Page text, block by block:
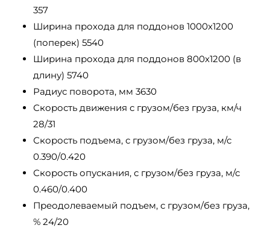
357
Ширина прохода для поддонов 1000х1200
(поперек) 5540
Ширина прохода для поддонов 800х1200 (в
длину) 5740
Радиус поворота, мм 3630
Скорость движения с грузом/без груза, км/ч
28/31
Скорость подъема, с грузом/без груза, м/с
0.390/0.420
Скорость опускания, с грузом/без груза, м/с
0.460/0.400
Преодолеваемый подъем, с грузом/без груза,
% 24/20